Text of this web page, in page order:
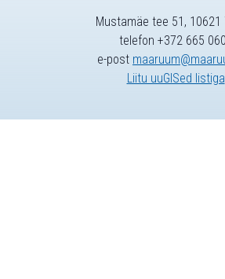
Mustamäe tee 51, 10621
telefon +372 665
e-post
Liitu uuGISed listiga